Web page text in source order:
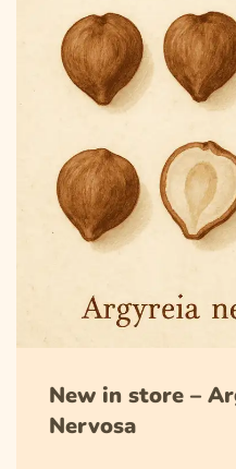
New in store –
Nervosa